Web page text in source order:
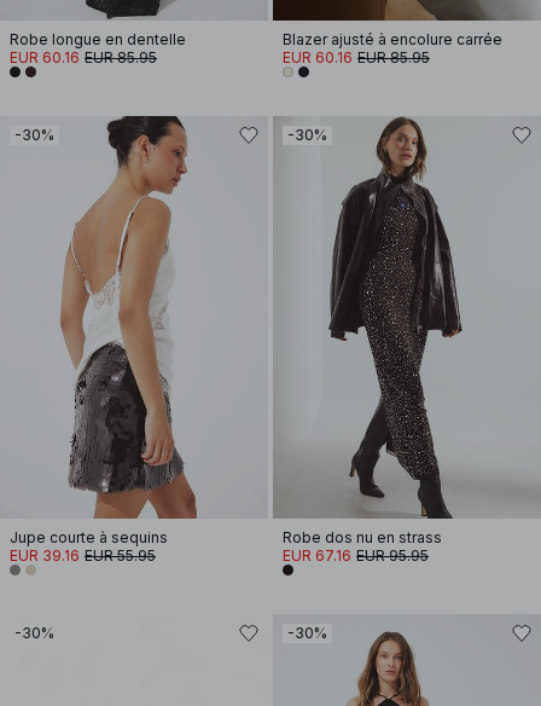
Robe longue en dentelle
EUR 60.16 EUR 85.95
Blazer ajusté à encolure carrée
EUR 60.16 EUR 85.95
-30%
Jupe courte à sequins
EUR 39.16 EUR 55.95
-30%
Robe dos nu en strass
EUR 67.16 EUR 95.95
-30% -30%